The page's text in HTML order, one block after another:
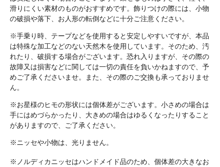
滑りにくい素材のものがおすすめです。飾りつけの際には、小物
の破損や落下、お人形の転倒などに十分ご注意ください。
※手乗り時、テープなどを使用すると安定しやすいですが、本品
は特殊な加工などのない天然木を使用しています。そのため、汚
れたり、破損する場合がございます。恐れ入りますが、その際の
故障又は損害などに関しては一切の責任を負いかねますので、予
めご了承くださいませ。また、その際のご交換も承っておりませ
ん。
※お星様のヒモの形状には個体差がございます。小さめの場合は
手にはめづらかったり、大きめの場合はゆるくなったりすること
がありますので、ご了承ください。
※ニッセや小物は、光りません。
※ノルディカニッセはハンドメイド品のため、個体差の大きなお